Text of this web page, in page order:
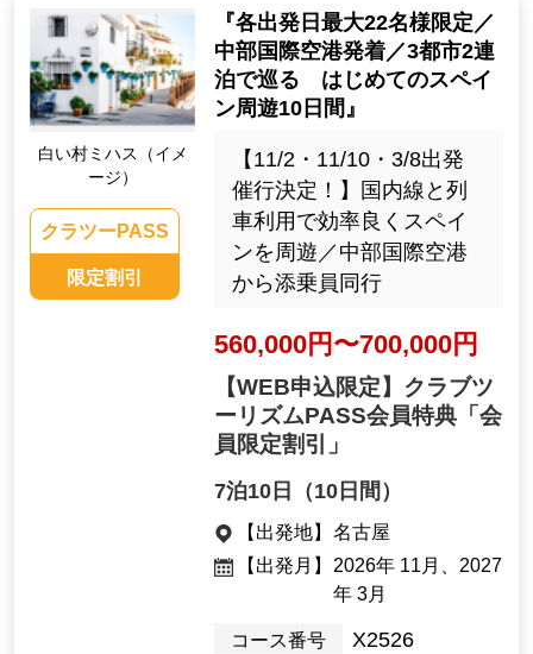
白い村ミハス（イメ
ージ）
クラツーPASS
限定割引
『各出発日最大22名様限定／
中部国際空港発着／3都市2連
泊で巡る はじめてのスペイ
ン周遊10日間』
【11/2・11/10・3/8出発
催行決定！】国内線と列
車利用で効率良くスペイ
ンを周遊／中部国際空港
から添乗員同行
560,000円〜700,000円
【WEB申込限定】クラブツ
ーリズムPASS会員特典「会
員限定割引」
7泊10日（10日間）
【出発地】 名古屋
【出発月】 2026年 11月、2027
年 3月
コース番号 X2526